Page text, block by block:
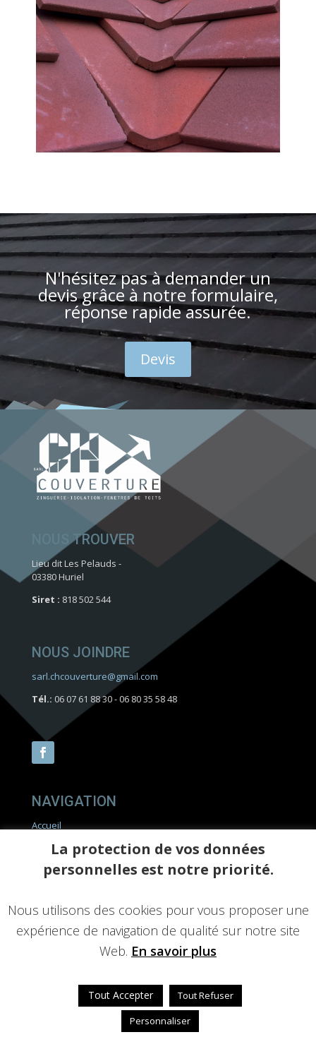
N'hésitez pas à demander un
devis grâce à notre formulaire,
réponse rapide assurée.
Devis
NOUS TROUVER
Lieu dit Les Pelauds -
03380 Huriel
Siret : 818 502 544
NOUS JOINDRE
sarl.chcouverture@gmail.com
Tél.: 06 07 61 88 30 - 06 80 35 58 48
NAVIGATION
Accueil
Charpente
Réalisations
Actualités
Devis
La protection de vos données
personnelles est notre priorité.
Nous utilisons des cookies pour vous proposer une
expérience de navigation de qualité sur notre site
Web. En savoir plus
Tout Accepter
Tout Refuser
Personnaliser